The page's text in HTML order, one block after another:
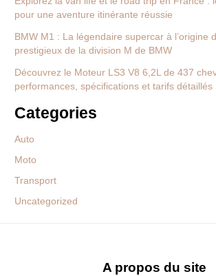
pour une aventure itinérante réussie
BMW M1 : La légendaire supercar à l’origine
prestigieux de la division M de BMW
Découvrez le Moteur LS3 V8 6,2L de 437
performances, spécifications et tarifs détaillés
Categories
Auto
Moto
Transport
Uncategorized
A propos du site